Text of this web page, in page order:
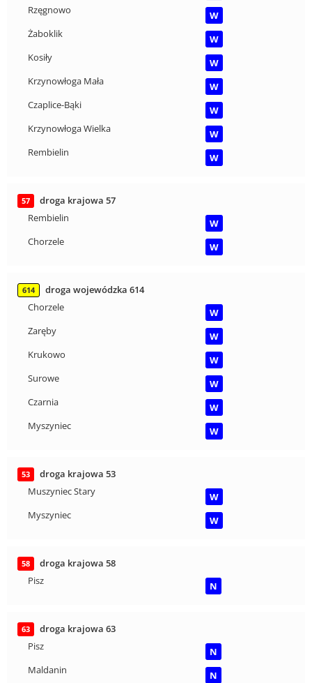
Rzęgnowo
W
Żaboklik
W
Kosiły
W
Krzynowłoga Mała
W
Czaplice-Bąki
W
Krzynowłoga Wielka
W
Rembielin
W
57
droga krajowa 57
Rembielin
W
Chorzele
W
614
droga wojewódzka 614
Chorzele
W
Zaręby
W
Krukowo
W
Surowe
W
Czarnia
W
Myszyniec
W
53
droga krajowa 53
Muszyniec Stary
W
Myszyniec
W
58
droga krajowa 58
Pisz
N
63
droga krajowa 63
Pisz
N
Maldanin
N